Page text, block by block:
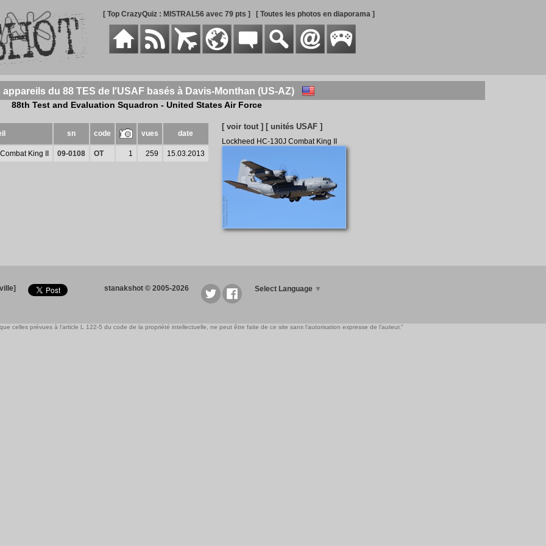
[ Top CrazyQuiz : MISTRAL56 avec 79 pts ] [ Toutes les photos en diaporama ]
appareils du 88 TES de l'USAF basés à Davis-Monthan (US-AZ)
88th Test and Evaluation Squadron - United States Air Force
sn code vues date
King II 09-0108 OT 1 259 15.03.2013
[ voir tout ] [ unités USAF ]
Lockheed HC-130J Combat King II
stanakshot © 2005-2026 Select Language ▼
celles prévues à l'article L 122-5 du code de la propriété intellectuelle, ne peut être faite de ce site sans l'autorisation expresse de l'auteur."